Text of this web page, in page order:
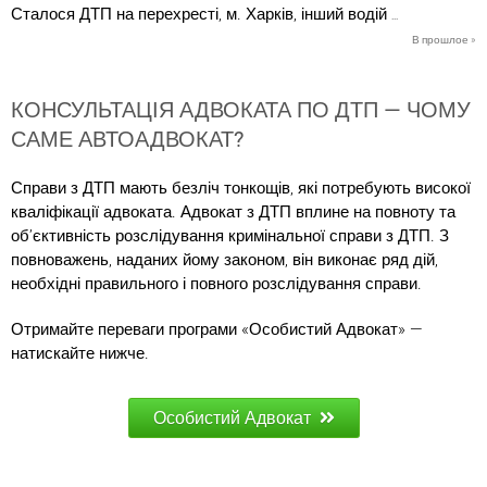
Сталося ДТП на перехресті, м. Харків, інший водій
В прошлое »
КОНСУЛЬТАЦІЯ АДВОКАТА ПО ДТП — ЧОМУ
САМЕ АВТОАДВОКАТ?
Справи з ДТП мають безліч тонкощів, які потребують високої
кваліфікації адвоката. Адвокат з ДТП вплине на повноту та
об’єктивність розслідування кримінальної справи з ДТП. З
повноважень, наданих йому законом, він виконає ряд дій,
необхідні правильного і повного розслідування справи.
Отримайте переваги програми «Особистий Адвокат» —
натискайте нижче.
Особистий Адвокат